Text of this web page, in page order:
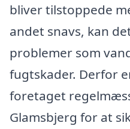
bliver tilstoppede
andet snavs, kan
problemer som
fugtskader. Derfor
foretaget
Glamsbjerg for at